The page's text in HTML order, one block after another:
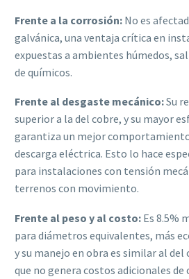
Frente a la corrosión: No es
galvánica, una ventaja crítica en
expuestas a ambientes húmedos,
de químicos.
Frente al desgaste mecánico:Su
superior a la del cobre, y su mayor
garantiza un mejor
descarga eléctrica. Esto lo hace
para instalaciones con tensión
terrenos con movimiento.
Frente al peso y al costo: Es 8.5%
para diámetros equivalentes, más
y su manejo en obra es similar al
que no genera costos adicionales de